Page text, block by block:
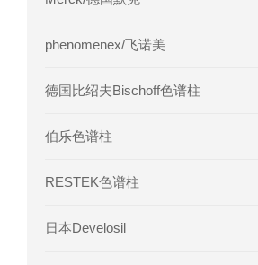
phenomenex/飞诺美
德国比绍夫Bischoff色谱柱
伯乐色谱柱
RESTEK色谱柱
日本Develosil